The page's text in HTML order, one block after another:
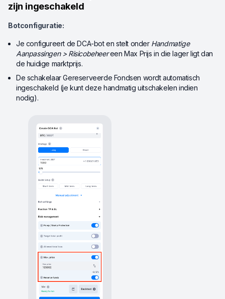
zijn ingeschakeld
Botconfiguratie:
Je configureert de DCA-bot en stelt onder Handmatige
Aanpassingen > Risicobeheereen Max Prijs in die lager ligt dan
de huidige marktprijs.
De schakelaar Gereserveerde Fondsen wordt automatisch
ingeschakeld (je kunt deze handmatig uitschakelen indien
nodig).